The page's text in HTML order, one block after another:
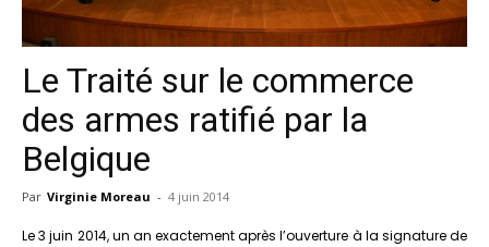
Le Traité sur le commerce
des armes ratifié par la
Belgique
Par Virginie Moreau - 4 juin 2014
Le 3 juin 2014, un an exactement après l’ouverture à la signature de